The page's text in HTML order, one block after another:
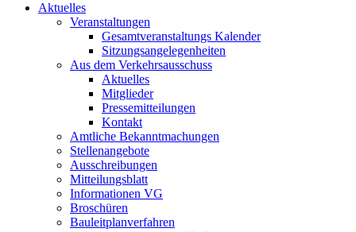
Aktuelles
Veranstaltungen
Gesamtveranstaltungs Kalender
Sitzungsangelegenheiten
Aus dem Verkehrsausschuss
Aktuelles
Mitglieder
Pressemitteilungen
Kontakt
Amtliche Bekanntmachungen
Stellenangebote
Ausschreibungen
Mitteilungsblatt
Informationen VG
Broschüren
Bauleitplanverfahren